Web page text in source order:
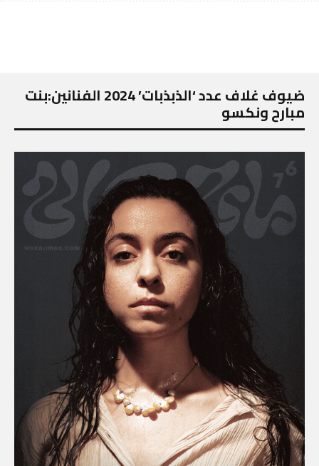
ضيوف غلاف عدد ‘الذبذبات’ 2024 الفنانين:بنت
مبارح ونكسو